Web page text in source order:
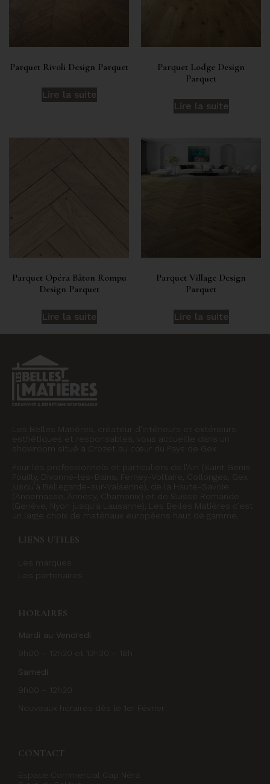
Parquet Rivoli Design Parquet
Lire la suite
Parquet Lodge Design
Parquet
Lire la suite
Parquet Opéra Bâton Rompu
Design Parquet
Lire la suite
Parquet Village Design
Parquet
Lire la suite
Les Belles Matières, créateur d’intérieurs et extérieurs
esthétiques et responsables, vous accueille dans un
showroom situé à Crozet au cœur du Pays de Gex.
Pour les professionnels et particuliers de l’Ain (Saint Genis
Pouilly, Divonne-les-Bains, Ferney-Voltaire, Collonges, Gex
jusqu’à Bellegarde-sur-Valserine), de la Haute-Savoie
(Annemasse, Annecy, Chamonix) et de Suisse Romande
(Genève, Nyon jusqu’à Lausanne), Les Belles Matières c’est
un large choix de matériaux européens haut de gamme.
LIENS UTILES
Les marques
Les partenaires
HORAIRES
Mardi au Vendredi
9h00 – 12h30 et 13h30 – 18h
Samedi
9h00 – 12h30
Nouveaux horaires dès le 1er Février
CONTACT
Espace Commercial Cap Néra